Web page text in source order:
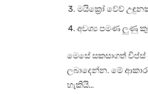
මයික්‍රෝ වේව්
අවශ්‍ය පමණ ලුණු
මෙසේ සකසාගත් චිප්ස්
ලබාදෙන්න. මේ
හැකියි…